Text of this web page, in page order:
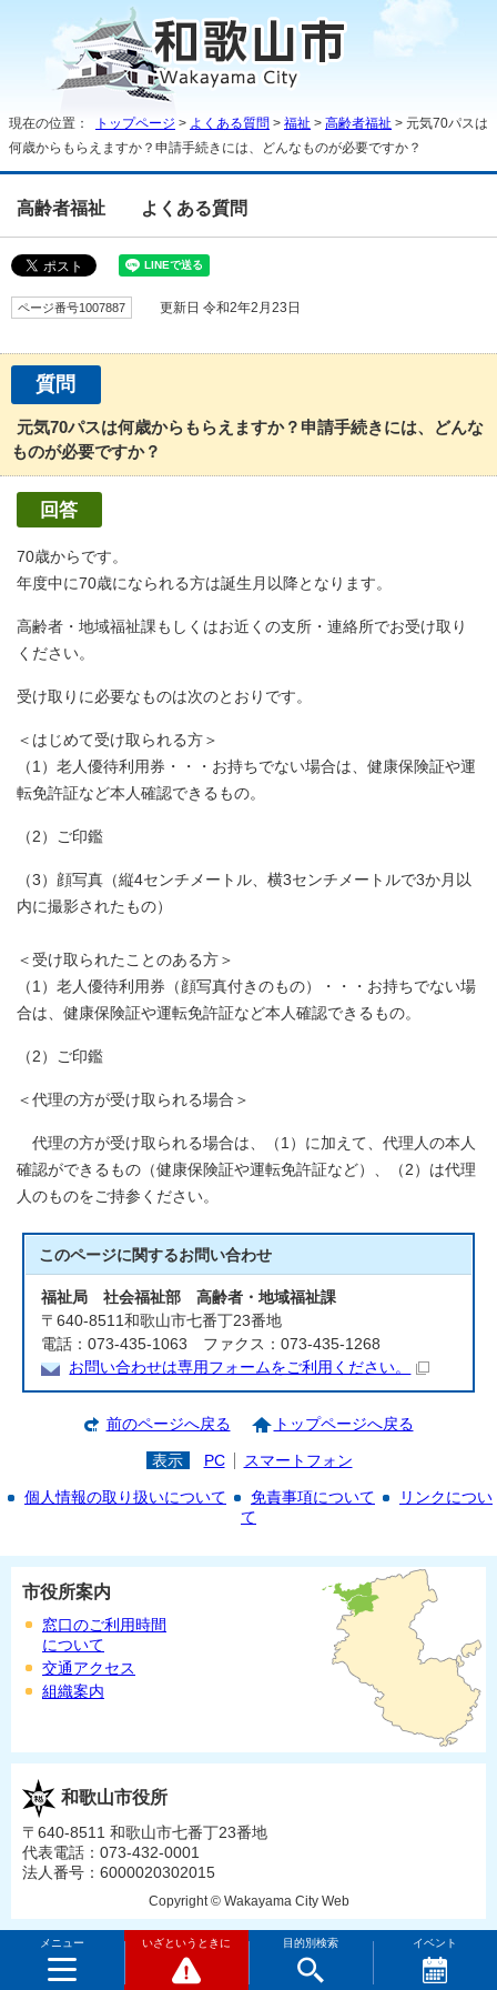
現在の位置： トップページ > よくある質問 > 福祉 > 高齢者福祉 > 元気70パスは
何歳からもらえますか？申請手続きには、どんなものが必要ですか？
高齢者福祉 よくある質問
ページ番号1007887 更新日 令和2年2月23日
質問
元気70パスは何歳からもらえますか？申請手続きには、どんな
ものが必要ですか？
回答
70歳からです。
年度中に70歳になられる方は誕生月以降となります。
高齢者・地域福祉課もしくはお近くの支所・連絡所でお受け取り
ください。
受け取りに必要なものは次のとおりです。
＜はじめて受け取られる方＞
（1）老人優待利用券・・・お持ちでない場合は、健康保険証や運
転免許証など本人確認できるもの。
（2）ご印鑑
（3）顔写真（縦4センチメートル、横3センチメートルで3か月以
内に撮影されたもの）
＜受け取られたことのある方＞
（1）老人優待利用券（顔写真付きのもの）・・・お持ちでない場
合は、健康保険証や運転免許証など本人確認できるもの。
（2）ご印鑑
＜代理の方が受け取られる場合＞
代理の方が受け取られる場合は、（1）に加えて、代理人の本人
確認ができるもの（健康保険証や運転免許証など）、（2）は代理
人のものをご持参ください。
このページに関するお問い合わせ
福祉局 社会福祉部 高齢者・地域福祉課
〒640-8511和歌山市七番丁23番地
電話：073-435-1063 ファクス：073-435-1268
お問い合わせは専用フォームをご利用ください。
前のページへ戻る トップページへ戻る
表示 PC スマートフォン
個人情報の取り扱いについて 免責事項について
リンクについ
て
メニュー いざというときに 目的別検索 イベント
市役所案内
窓口のご利用時間
について
交通アクセス
組織案内
和歌山市役所
〒640-8511 和歌山市七番丁23番地
代表電話：073-432-0001
法人番号：6000020302015
Copyright © Wakayama City Web